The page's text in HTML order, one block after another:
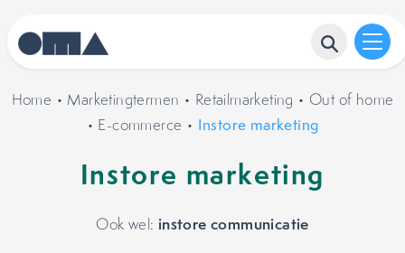
Home • Marketingtermen • Retailmarketing • Out of home
• E-commerce • Instore marketing
Instore marketing
Ook wel: instore communicatie